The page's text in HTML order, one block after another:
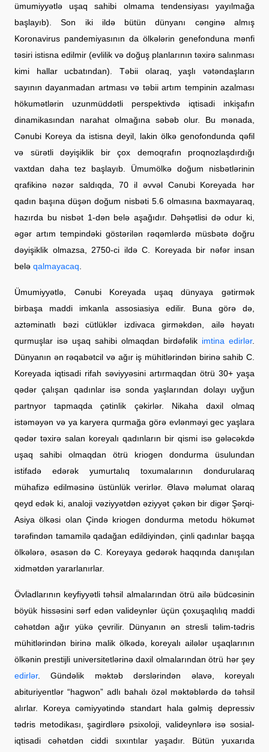
ümumiyyətlə uşaq sahibi olmama tendensiyası yayılmağa
başlayıb). Son iki ildə bütün dünyanı cənginə almış
Koronavirus pandemiyasının da ölkələrin genefonduna mənfi
təsiri istisna edilmir (evlilik və doğuş planlarının təxirə salınması
kimi hallar ucbatından). Təbii olaraq, yaşlı vətəndaşların
sayının dayanmadan artması və təbii artım tempinin azalması
hökumətlərin uzunmüddətli perspektivdə iqtisadi inkişafın
dinamikasından narahat olmağına səbəb olur. Bu mənada,
Cənubi Koreya da istisna deyil, lakin ölkə genofondunda qəfil
və sürətli dəyişiklik bir çox demoqrafın proqnozlaşdırdığı
vaxtdan daha tez başlayıb. Ümumölkə doğum nisbətlərinin
qrafikinə nəzər saldıqda, 70 il əvvəl Cənubi Koreyada hər
qadın başına düşən doğum nisbəti 5.6 olmasına baxmayaraq,
hazırda bu nisbət 1-dən belə aşağıdır. Dəhşətlisi də odur ki,
əgər artım tempindəki göstərilən rəqəmlərdə müsbətə doğru
dəyişiklik olmazsa, 2750-ci ildə C. Koreyada bir nəfər insan
belə qalmayacaq
Ümumiyyətlə, Cənubi Koreyada uşaq dünyaya gətirmək
birbaşa maddi imkanla assosiasiya edilir. Buna görə də,
aztəminatlı bəzi cütlüklər izdivaca girməkdən, ailə həyatı
qurmuşlar isə uşaq sahibi olmaqdan birdəfəlik imtina edirlər.
Dünyanın ən rəqabətcil və ağır iş mühitlərindən birinə sahib C.
Koreyada iqtisadi rifah səviyyəsini artırmaqdan ötrü 30+ yaşa
qədər çalışan qadınlar isə sonda yaşlarından dolayı uyğun
partnyor tapmaqda çətinlik çəkirlər. Nikaha daxil olmaq
istəməyən və ya karyera qurmağa görə evlənməyi gec yaşlara
qədər təxirə salan koreyalı qadınların bir qismi isə gələcəkdə
uşaq sahibi olmaqdan ötrü kriogen dondurma üsulundan
istifadə edərək yumurtalıq toxumalarının dondurularaq
mühafizə edilməsinə üstünlük verirlər. Əlavə məlumat olaraq
qeyd edək ki, analoji vəziyyətdən əziyyət çəkən bir digər Şərqi-
Asiya ölkəsi olan Çində kriogen dondurma metodu hökumət
tərəfindən tamamilə qadağan edildiyindən, çinli qadınlar başqa
ölkələrə, əsasən də C. Koreyaya gedərək haqqında danışılan
xidmətdən yararlanırlar.
Övladlarının keyfiyyətli təhsil almalarından ötrü ailə büdcəsinin
böyük hissəsini sərf edən valideynlər üçün çoxuşaqlılıq maddi
cəhətdən ağır yükə çevrilir. Dünyanın ən stresli təlim-tədris
mühitlərindən birinə malik ölkədə, koreyalı ailələr uşaqlarının
ölkənin prestijli universitetlərinə daxil olmalarından ötrü hər şey
edirlər. Gündəlik məktəb dərslərindən əlavə, koreyalı
abituriyentlər “hagwon” adlı bahalı özəl məktəblərdə də təhsil
alırlar. Koreya cəmiyyətində standart hala gəlmiş depressiv
tədris metodikası, şagirdlərə psixoloji, valideynlərə isə sosial-
iqtisadi cəhətdən ciddi sıxıntılar yaşadır. Bütün yuxarıda